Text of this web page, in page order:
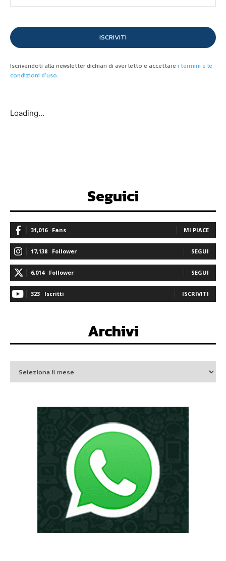
ISCRIVITI
Iscrivendoti alla newsletter dichiari di aver letto e accettare i termini e le
condizioni d'uso.
Loading...
Seguici
31,016 Fans MI PIACE
17,138 Follower SEGUI
6,014 Follower SEGUI
323 Iscritti ISCRIVITI
Archivi